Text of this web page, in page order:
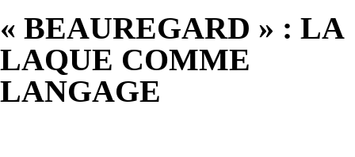
« BEAUREGARD » : LA
LAQUE COMME
LANGAGE